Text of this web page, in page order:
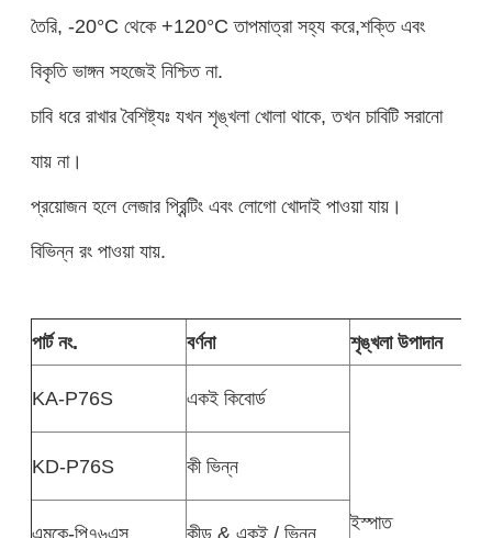
তৈরি, -20°C থেকে +120°C তাপমাত্রা সহ্য করে,শক্তি এবং
বিকৃতি ভাঙ্গন সহজেই নিশ্চিত না.
চাবি ধরে রাখার বৈশিষ্ট্যঃ যখন শৃঙ্খলা খোলা থাকে, তখন চাবিটি সরানো
যায় না।
প্রয়োজন হলে লেজার প্রিন্টিং এবং লোগো খোদাই পাওয়া যায়।
বিভিন্ন রং পাওয়া যায়.
পার্ট নং. বর্ণনা শৃঙ্খলা উপাদান
KA-P76S একই কিবোর্ড
ইস্পাত
KD-P76S কী ভিন্ন